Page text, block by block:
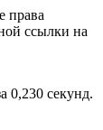
права
ссылки на
0,230 секунд.